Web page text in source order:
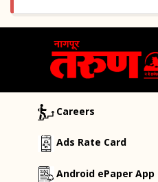
Careers
Ads Rate Card
Android ePaper App